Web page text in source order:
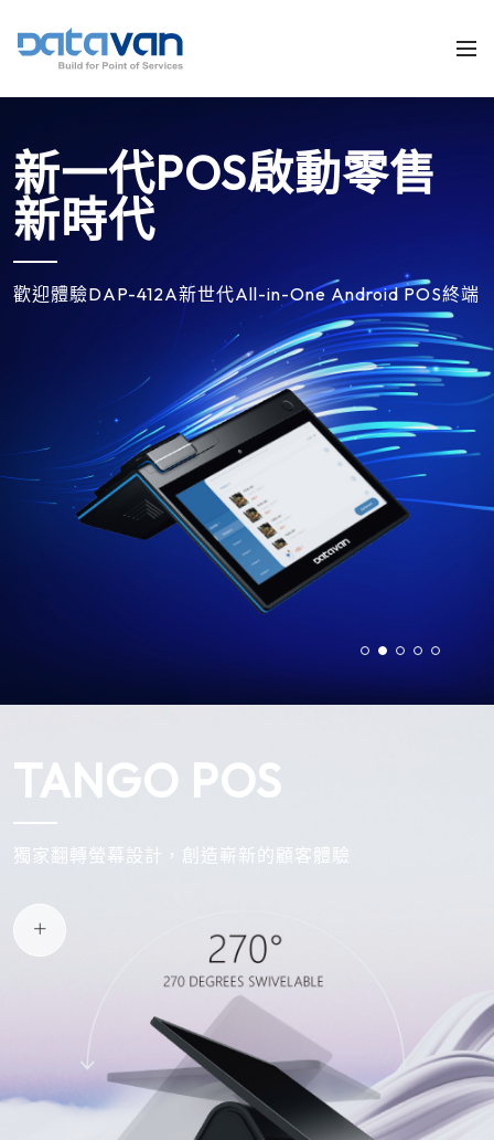
新一代POS啟動零售
新時代
歡迎體驗DAP-412A新世代All-in-One Android POS終端
TANGO POS
獨家翻轉螢幕設計，創造嶄新的顧客體驗